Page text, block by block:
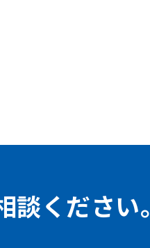
ください。